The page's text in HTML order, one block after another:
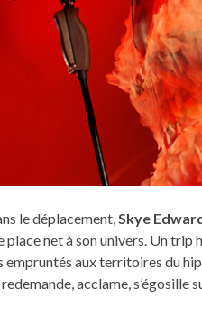
le déplacement, Skye
net à son univers. Un trip
aux territoires du
acclame, s’égosille